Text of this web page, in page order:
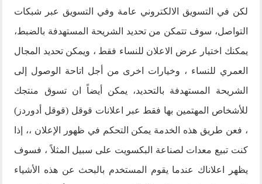
لكن في التسويق الالكتروني عامة وفي التسويق عبر شبكات
التواصل، سوف تتمكن من تحديد الشريحة المستهدفة بالضبط،
يمكنك اختيار عرض الاعلان للنساء فقط ، ويمكن تحديد المجال
العمري للنساء ، وخيارات اخرى من أجل اتاحة الوصول إلى
الشريحة المستهدفة بالتحديد، يمكن أيضاً ان تسوق منتجك
للأشخاص المهتمين بها فقط عبر اعلانات قوقل (قوقل أدوردز)
، فعن طريق هذه الخدمة يمكن التحكم في ظهور الإعلان ،، إذا
كنت تبيع معدات لصناعة البكسويت على سبيل المثلاً ، فسوف
يظهر اعلاناك عندما يقوم المستخدم بالبحث عن هذه الأشياء